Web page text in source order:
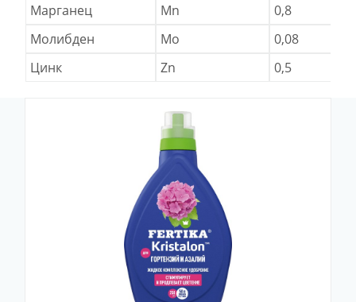
Марганец
Mn
0,8
Молибден
Mo
0,08
Цинк
Zn 0,5